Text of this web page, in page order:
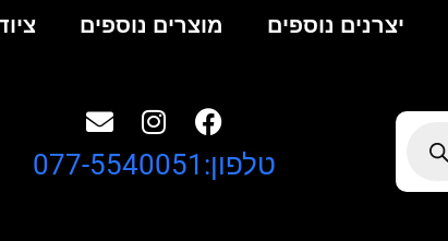
יצרנים נוספים מוצרים נוספים
טלפון:077-5540051